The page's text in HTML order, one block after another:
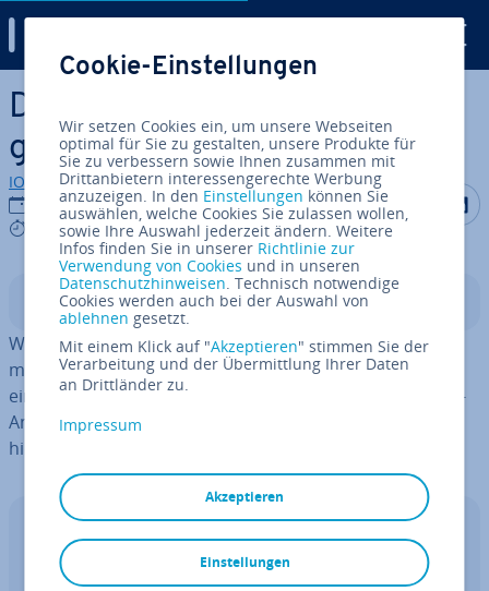
Zum Haupt­in­halt springen
Discord-Account löschen: So
geht’s
IONOS Redaktion
03.03.2022
3 mins
Auf Auf
In­halts­ver­zeich­nis
Wenn Sie den Messenger-On­line­dienst Discord nicht
mehr nutzen möchten, können Sie Ihren Account ganz
einfach löschen. Wie das über die App und die Desktop-
Anwendung im Browser funk­tio­niert, erklären wir Ihnen
hier Schritt für Schritt.
Free Cloud Server Trial
Virtual Private Server auf En­ter­pri­se-
Cookie-Einstellungen
Wir setzen Cookies ein, um unsere Webseiten
optimal für Sie zu gestalten, unsere Produkte für
Sie zu verbessern sowie Ihnen zusammen mit
Drittanbietern interessengerechte Werbung
anzuzeigen. In den Einstellungen können Sie
auswählen, welche Cookies Sie zulassen wollen,
sowie Ihre Auswahl jederzeit ändern. Weitere
Infos finden Sie in unserer Richtlinie zur
Verwendung von Cookies und in unseren
Datenschutzhinweisen. Technisch notwendige
Cookies werden auch bei der Auswahl von
ablehnen gesetzt.
Mit einem Klick auf "Akzeptieren" stimmen Sie der
Verarbeitung und der Übermittlung Ihrer Daten
an Drittländer zu.
Impressum
Akzeptieren
Einstellungen